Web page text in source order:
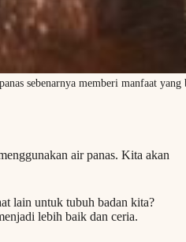
sebenarnya memberi manfaat yang
air panas. Kita akan
lain untuk tubuh badan kita?
lebih baik dan ceria.